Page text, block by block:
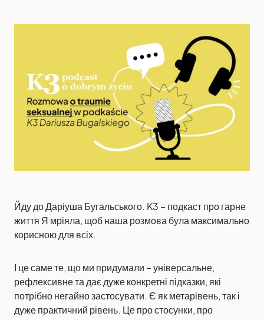
Йду до Даріуша Бугальського. K3 – подкаст про гарне
життя Я мріяла, щоб наша розмова була максимально
корисною для всіх.
І це саме те, що ми придумали – універсальне,
рефлексивне та дає дуже конкретні підказки, які
потрібно негайно застосувати. Є як метарівень, так і
дуже практичний рівень. Це про стосунки, про